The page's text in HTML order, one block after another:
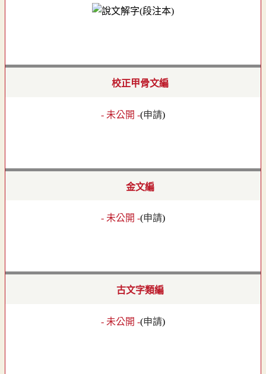
校正甲骨文編
- 未公開 -(申請)
金文編
- 未公開 -(申請)
古文字類編
- 未公開 -(申請)